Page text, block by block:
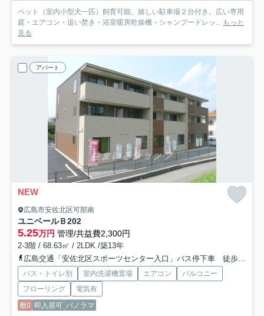
ペット（室内小型犬一匹）飼育可能。嬉しい駐車場２台付き。広い専用
庭・エアコン・追い焚き・浴室暖房乾燥機・シャンプードレッ... もっと
見る
アパート
NEW
広島市安佐北区可部南
ユニベールＢ202
5.25万円 管理/共益費2,300円
2-3階 / 68.63㎡ / 2LDK /築13年
広島交通「安佐北区スポーツセンター入口」バス停下車 徒歩3分
バス・トイレ別 室内洗濯機置場 エアコン
バルコニー
フローリング
電気有
敷0 即入居可 パノラマ